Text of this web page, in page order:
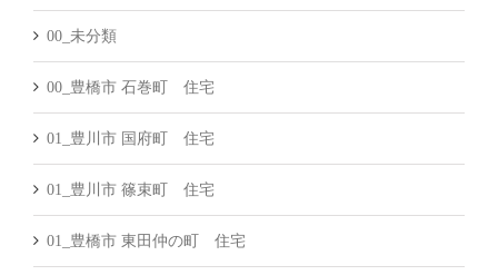
00_未分類
00_豊橋市 石巻町 住宅
01_豊川市 国府町 住宅
01_豊川市 篠束町 住宅
01_豊橋市 東田仲の町 住宅